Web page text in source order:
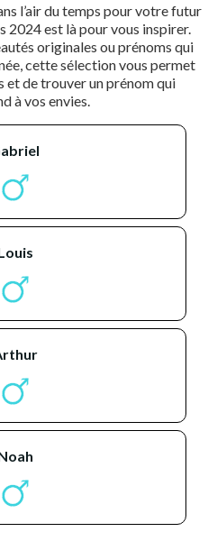
l’air du temps pour votre futur
2024 est là pour vous inspirer.
originales ou prénoms qui
cette sélection vous permet
et de trouver un prénom qui
à vos envies.
gabriel
louis
arthur
noah